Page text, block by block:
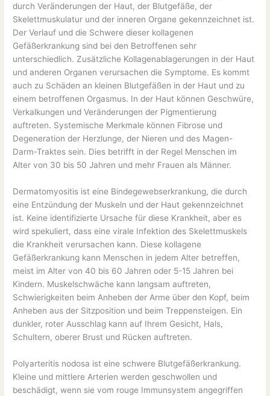
durch Veränderungen der Haut, der Blutgefäße, der
Skelettmuskulatur und der inneren Organe gekennzeichnet ist.
Der Verlauf und die Schwere dieser kollagenen
Gefäßerkrankung sind bei den Betroffenen sehr
unterschiedlich. Zusätzliche Kollagenablagerungen in der Haut
und anderen Organen verursachen die Symptome. Es kommt
auch zu Schäden an kleinen Blutgefäßen in der Haut und zu
einem betroffenen Orgasmus. In der Haut können Geschwüre,
Verkalkungen und Veränderungen der Pigmentierung
auftreten. Systemische Merkmale können Fibrose und
Degeneration der Herzlunge, der Nieren und des Magen-
Darm-Traktes sein. Dies betrifft in der Regel Menschen im
Alter von 30 bis 50 Jahren und mehr Frauen als Männer.
Dermatomyositis ist eine Bindegewebserkrankung, die durch
eine Entzündung der Muskeln und der Haut gekennzeichnet
ist. Keine identifizierte Ursache für diese Krankheit, aber es
wird spekuliert, dass eine virale Infektion des Skelettmuskels
die Krankheit verursachen kann. Diese kollagene
Gefäßerkrankung kann Menschen in jedem Alter betreffen,
meist im Alter von 40 bis 60 Jahren oder 5-15 Jahren bei
Kindern. Muskelschwäche kann langsam auftreten,
Schwierigkeiten beim Anheben der Arme über den Kopf, beim
Anheben aus der Sitzposition und beim Treppensteigen. Ein
dunkler, roter Ausschlag kann auf Ihrem Gesicht, Hals,
Schultern, oberer Brust und Rücken auftreten.
Polyarteritis nodosa ist eine schwere Blutgefäßerkrankung.
Kleine und mittlere Arterien werden geschwollen und
beschädigt, wenn sie vom rouge Immunsystem angegriffen